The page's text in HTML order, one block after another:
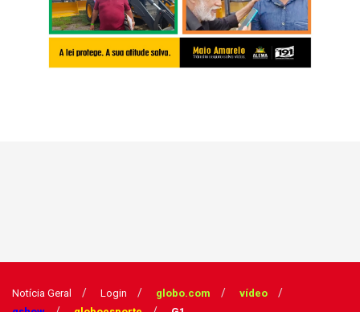
Notícia Geral Login globo.com
vídeo